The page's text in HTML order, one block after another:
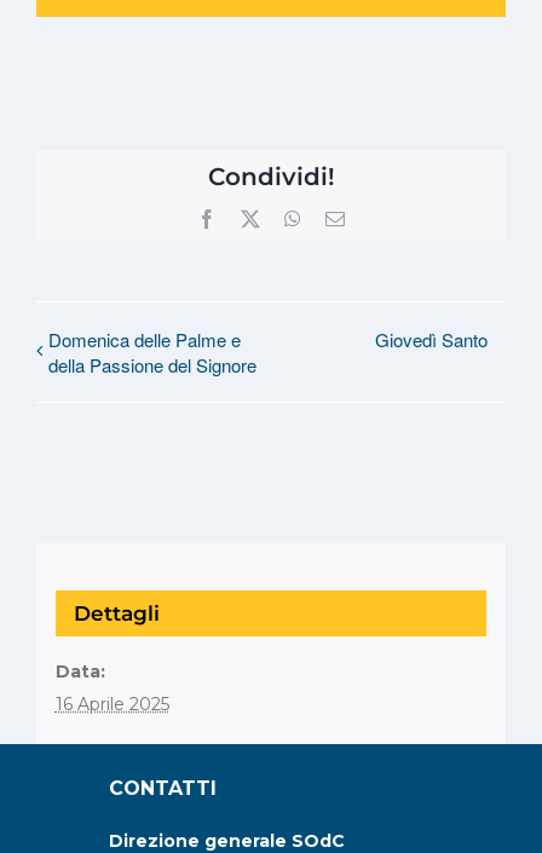
Condividi!
Facebook WhatsApp
Email
Domenica delle Palme e
della Passione del Signore
Giovedì Santo
Dettagli
Data:
16 Aprile 2025
CONTATTI
Direzione generale SOdC